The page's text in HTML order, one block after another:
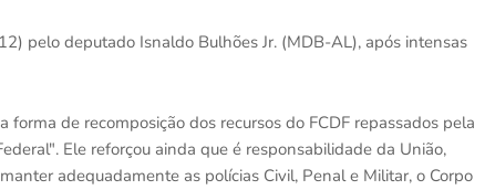
pelo deputado Isnaldo Bulhões Jr. (MDB-AL), após intensas
de recomposição dos recursos do FCDF repassados pela
Ele reforçou ainda que é responsabilidade da União,
adequadamente as polícias Civil, Penal e Militar, o Corpo